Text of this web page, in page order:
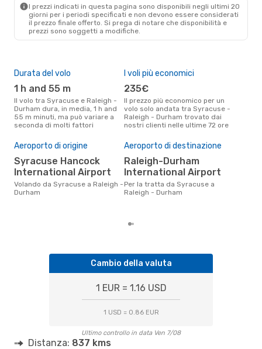
I prezzi indicati in questa pagina sono disponibili negli ultimi 20
giorni per i periodi specificati e non devono essere considerati
il ​​prezzo finale offerto. Si prega di notare che disponibilità e
prezzi sono soggetti a modifiche.
Durata del volo
1 h and 55 m
Il volo tra Syracuse e Raleigh -
Durham dura, in media, 1 h and
55 m minuti, ma può variare a
seconda di molti fattori
I voli più economici
235€
Il prezzo più economico per un
volo solo andata tra Syracuse -
Raleigh - Durham trovato dai
nostri clienti nelle ultime 72 ore
Aeroporto di origine
Syracuse Hancock
International Airport
Volando da Syracuse a Raleigh -
Durham
Aeroporto di destinazione
Raleigh-Durham
International Airport
Per la tratta da Syracuse a
Raleigh - Durham
Cambio della valuta
1 EUR = 1.16 USD
1 USD = 0.86 EUR
Ultimo controllo in data Ven 7/08
Distanza: 837 kms